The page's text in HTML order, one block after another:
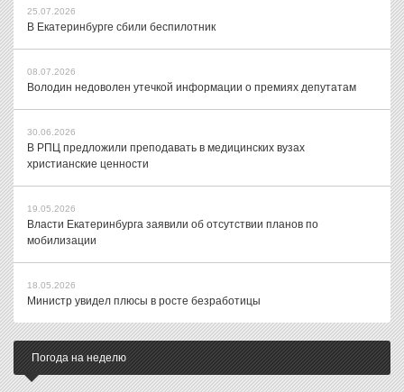
25.07.2026
В Екатеринбурге сбили беспилотник
08.07.2026
Володин недоволен утечкой информации о премиях депутатам
30.06.2026
В РПЦ предложили преподавать в медицинских вузах
христианские ценности
19.05.2026
Власти Екатеринбурга заявили об отсутствии планов по
мобилизации
18.05.2026
Министр увидел плюсы в росте безработицы
Погода на неделю